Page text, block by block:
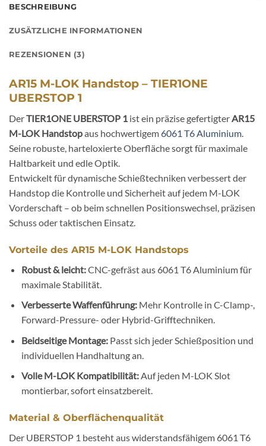
BESCHREIBUNG
ZUSÄTZLICHE INFORMATIONEN
REZENSIONEN (3)
AR15 M-LOK Handstop – TIER1ONE
UBERSTOP 1
DerTIER1ONE UBERSTOP 1 ist ein präzise gefertigterAR15
M-LOK Handstopaus hochwertigem6061 T6 Aluminium.
Seine robuste, harteloxierte Oberfläche sorgt für maximale
Haltbarkeit und edle Optik.
Entwickelt für dynamische Schießtechniken verbessert der
Handstop die Kontrolle und Sicherheit auf jedem M-LOK
Vorderschaft – ob beim schnellen Positionswechsel, präzisen
Schuss oder taktischen Einsatz.
Vorteile des AR15 M-LOK Handstops
Robust & leicht:CNC-gefräst aus 6061 T6 Aluminium für
maximale Stabilität.
Verbesserte Waffenführung:Mehr Kontrolle in C-Clamp-,
Forward-Pressure- oder Hybrid-Grifftechniken.
Beidseitige Montage:Passt sich jeder Schießposition und
individuellen Handhaltung an.
Volle M-LOK Kompatibilität:Auf jeden M-LOK Slot
montierbar, sofort einsatzbereit.
Material & Oberflächenqualität
Der UBERSTOP 1 besteht aus widerstandsfähigem 6061 T6